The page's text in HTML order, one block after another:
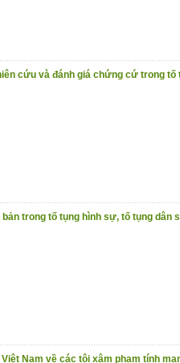
cứu và đánh giá chứng cứ trong tố
trong tố tụng hình sự, tố tụng dân
Nam về các tội xâm phạm tính